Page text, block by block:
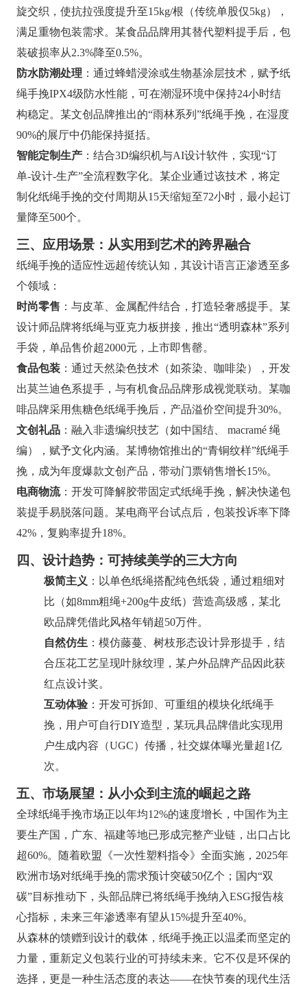
旋交织，使抗拉强度提升至15kg/根（传统单股仅5kg），
满足重物包装需求。某食品品牌用其替代塑料提手后，包
装破损率从2.3%降至0.5%。
防水防潮处理 ：通过蜂蜡浸涂或生物基涂层技术，赋予纸
绳手挽IPX4级防水性能，可在潮湿环境中保持24小时结
构稳定。某文创品牌推出的“雨林系列”纸绳手挽，在湿度
90%的展厅中仍能保持挺括。
智能定制生产：结合3D编织机与AI设计软件，实现“订
单-设计-生产”全流程数字化。某企业通过该技术，将定
制化纸绳手挽的交付周期从15天缩短至72小时，最小起订
量降至500个。
三、应用场景：从实用到艺术的跨界融合
纸绳手挽的适应性远超传统认知，其设计语言正渗透至多
个领域：
时尚零售 ：与皮革、金属配件结合，打造轻奢感提手。某
设计师品牌将纸绳与亚克力板拼接，推出“透明森林”系列
手袋，单品售价超2000元，上市即售罄。
食品包装：通过天然染色技术（如茶染、咖啡染），开发
出莫兰迪色系提手，与有机食品品牌形成视觉联动。某咖
啡品牌采用焦糖色纸绳手挽后，产品溢价空间提升30%。
文创礼品：融入非遗编织技艺（如中国结、 macramé 绳
编），赋予文化内涵。某博物馆推出的“青铜纹样”纸绳手
挽，成为年度爆款文创产品，带动门票销售增长15%。
电商物流：开发可降解胶带固定式纸绳手挽，解决快递包
装提手易脱落问题。某电商平台试点后，包装投诉率下降
42%，复购率提升18%。
四、设计趋势：可持续美学的三大方向
极简主义 ：以单色纸绳搭配纯色纸袋，通过粗细对
比（如8mm粗绳+200g牛皮纸）营造高级感，某北
欧品牌凭借此风格年销超50万件。
自然仿生 ：模仿藤蔓、树枝形态设计异形提手，结
合压花工艺呈现叶脉纹理，某户外品牌产品因此获
红点设计奖。
互动体验：开发可拆卸、可重组的模块化纸绳手
挽，用户可自行DIY造型，某玩具品牌借此实现用
户生成内容（UGC）传播，社交媒体曝光量超1亿
次。
五、市场展望：从小众到主流的崛起之路
全球纸绳手挽市场正以年均12%的速度增长，中国作为主
要生产国，广东、福建等地已形成完整产业链，出口占比
超60%。随着欧盟《一次性塑料指令》全面实施，2025年
欧洲市场对纸绳手挽的需求预计突破50亿个；国内“双
碳”目标推动下，头部品牌已将纸绳手挽纳入ESG报告核
心指标，未来三年渗透率有望从15%提升至40%。
从森林的馈赠到设计的载体，纸绳手挽正以温柔而坚定的
力量，重新定义包装行业的可持续未来。它不仅是环保的
选择，更是一种生活态度的表达——在快节奏的现代生活